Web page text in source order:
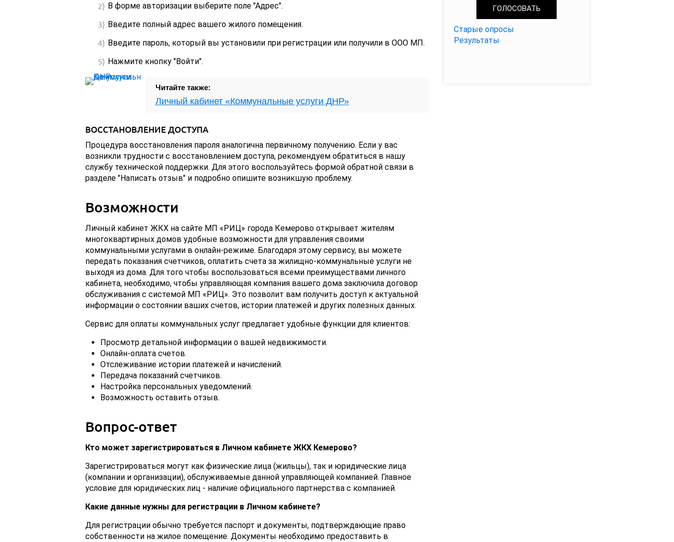
В форме авторизации выберите поле "Адрес".
Введите полный адрес вашего жилого помещения.
Введите пароль, который вы установили при регистрации или получили в ООО МП.
Нажмите кнопку "Войти".
Читайте также:
Личный кабинет «Коммунальные услуги ДНР»
ВОССТАНОВЛЕНИЕ ДОСТУПА
Процедура восстановления пароля аналогична первичному получению. Если у вас
возникли трудности с восстановлением доступа, рекомендуем обратиться в нашу
службу технической поддержки. Для этого воспользуйтесь формой обратной связи в
разделе "Написать отзыв" и подробно опишите возникшую проблему.
Возможности
Личный кабинет ЖКХ на сайте МП «РИЦ» города Кемерово открывает жителям
многоквартирных домов удобные возможности для управления своими
коммунальными услугами в онлайн-режиме. Благодаря этому сервису, вы можете
передать показания счетчиков, оплатить счета за жилищно-коммунальные услуги не
выходя из дома. Для того чтобы воспользоваться всеми преимуществами личного
кабинета, необходимо, чтобы управляющая компания вашего дома заключила договор
обслуживания с системой МП «РИЦ». Это позволит вам получить доступ к актуальной
информации о состоянии ваших счетов, истории платежей и других полезных данных.
Сервис для оплаты коммунальных услуг предлагает удобные функции для клиентов:
Просмотр детальной информации о вашей недвижимости.
Онлайн-оплата счетов.
Отслеживание истории платежей и начислений.
Передача показаний счетчиков.
Настройка персональных уведомлений.
Возможность оставить отзыв.
Вопрос-ответ
Кто может зарегистрироваться в Личном кабинете ЖКХ Кемерово?
Зарегистрироваться могут как физические лица (жильцы), так и юридические лица
(компании и организации), обслуживаемые данной управляющей компанией. Главное
условие для юридических лиц - наличие официального партнерства с компанией.
Какие данные нужны для регистрации в Личном кабинете?
Для регистрации обычно требуется паспорт и документы, подтверждающие право
собственности на жилое помещение. Документы необходимо предоставить в
Старые опросы
Результаты